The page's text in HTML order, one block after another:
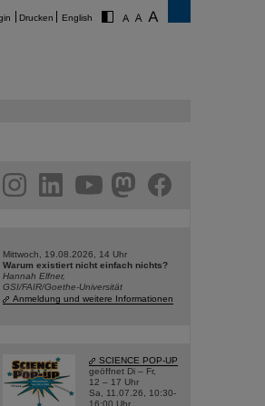
Drucken English
Mittwoch, 19.08.2026, 14 Uhr
Warum existiert nicht einfach nichts?
Hannah Elfner,
GSI/FAIR/Goethe-Universität
Anmeldung und weitere Informationen
SCIENCE POP-UP
geöffnet Di – Fr,
12 – 17 Uhr
Sa, 11.07.26, 10:30-
16:00 Uhr